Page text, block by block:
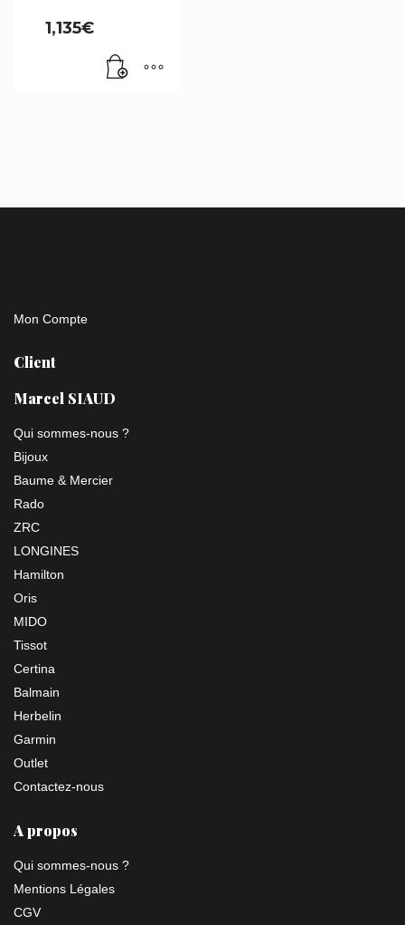
1,135€
Mon Compte
Client
Marcel SIAUD
Qui sommes-nous ?
Bijoux
Baume & Mercier
Rado
ZRC
LONGINES
Hamilton
Oris
MIDO
Tissot
Certina
Balmain
Herbelin
Garmin
Outlet
Contactez-nous
A propos
Qui sommes-nous ?
Mentions Légales
CGV